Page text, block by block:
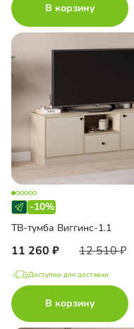
В корзину
-10%
ТВ-тумба Виггинс-1.1
11 260 12 510
Доступно для доставки
В корзину